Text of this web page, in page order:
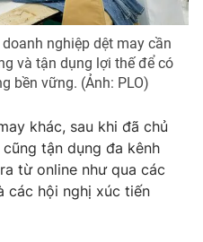
Thể thao
động sản
Vươn mình bằng AI
nghiệp dệt may cần
và tận dụng lợi thế để có
bền vững. (Ảnh: PLO)
khác, sau khi đã chủ
tận dụng đa kênh
từ online như qua các
các hội nghị xúc tiến